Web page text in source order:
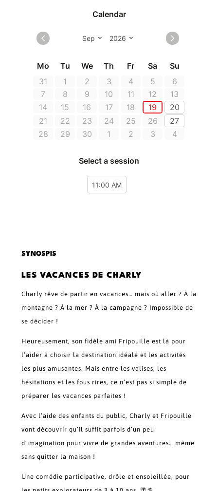
SYNOSPIS
LES VACANCES DE CHARLY
Charly rêve de partir en vacances… mais où aller ? À la
montagne ? À la mer ? À la campagne ? Impossible de
se décider !
Heureusement, son fidèle ami Fripouille est là pour
l’aider à choisir la destination idéale et les activités
les plus amusantes. Mais entre les valises, les
hésitations et les fous rires, ce n’est pas si simple de
préparer les vacances parfaites !
Avec l’aide des enfants du public, Charly et Fripouille
vont découvrir qu’il suffit parfois d’un peu
d’imagination pour vivre de grandes aventures… même
sans quitter la maison !
Une comédie participative, drôle et ensoleillée, pour